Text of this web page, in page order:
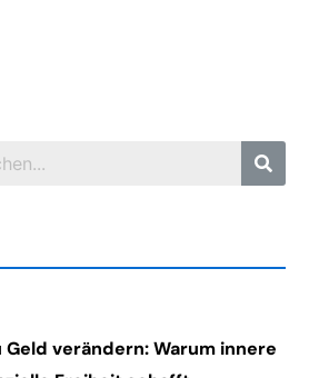
Geld verändern: Warum innere